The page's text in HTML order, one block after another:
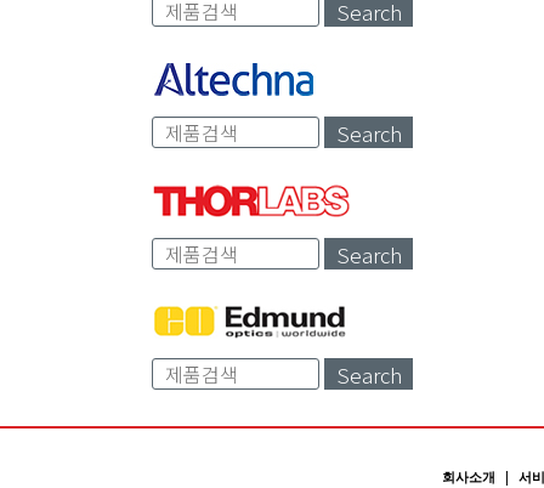
Search
Search
Search
Search
회사소개 | 서